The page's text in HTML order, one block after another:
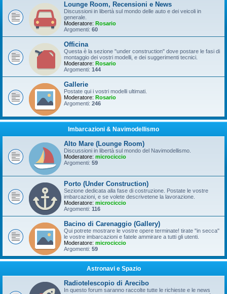
Lounge Room, Recensioni e News
Discussioni in libertà sul mondo delle auto e dei veicoli in
generale.
Moderatore: Rosario
Argomenti: 60
Officina
Questa è la sezione "under construction" dove postare le fasi di
montaggio dei vostri modelli, e dei suggerimenti tecnici.
Moderatore: Rosario
Argomenti: 144
Gallerie
Postate qui i vostri modelli ultimati.
Moderatore: Rosario
Argomenti: 246
Imbarcazioni & Navimodellismo
Alto Mare (Lounge Room)
Discussioni in libertà sul mondo del Navimodellismo.
Moderatore: microciccio
Argomenti: 59
Porto (Under Construction)
Sezione dedicata alla fase di costruzione. Postate le vostre
imbarcazioni, e se volete descrivetene la lavorazione.
Moderatore: microciccio
Argomenti: 116
Bacino di Carenaggio (Gallery)
Qui potrete mostrare le vostre opere terminate! tirate "in secca"
le vostre imbarcazioni e fatele ammirare a tutti gli utenti.
Moderatore: microciccio
Argomenti: 59
Astronavi e Spazio
Radiotelescopio di Arecibo
In questo forum saranno raccolte tutte le richieste e le news